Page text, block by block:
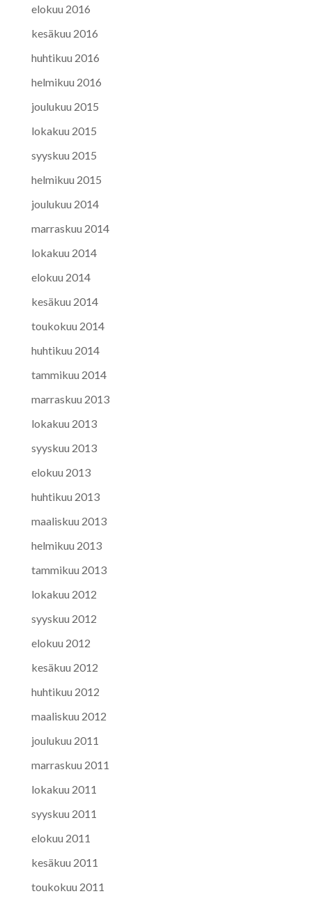
elokuu 2016
kesäkuu 2016
huhtikuu 2016
helmikuu 2016
joulukuu 2015
lokakuu 2015
syyskuu 2015
helmikuu 2015
joulukuu 2014
marraskuu 2014
lokakuu 2014
elokuu 2014
kesäkuu 2014
toukokuu 2014
huhtikuu 2014
tammikuu 2014
marraskuu 2013
lokakuu 2013
syyskuu 2013
elokuu 2013
huhtikuu 2013
maaliskuu 2013
helmikuu 2013
tammikuu 2013
lokakuu 2012
syyskuu 2012
elokuu 2012
kesäkuu 2012
huhtikuu 2012
maaliskuu 2012
joulukuu 2011
marraskuu 2011
lokakuu 2011
syyskuu 2011
elokuu 2011
kesäkuu 2011
toukokuu 2011